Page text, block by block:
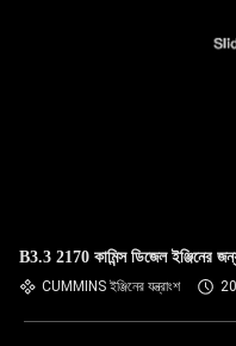
B3.3 2170 কামিন্স ডিজেল ইঞ্জিনের
CUMMINS ইঞ্জিনের যন্ত্রাংশ